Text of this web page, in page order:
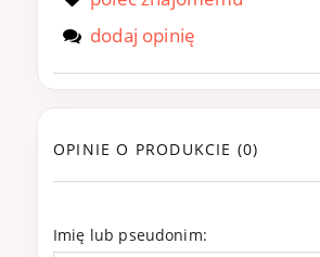
dodaj opinię
OPINIE O PRODUKCIE (0)
Imię lub pseudonim: